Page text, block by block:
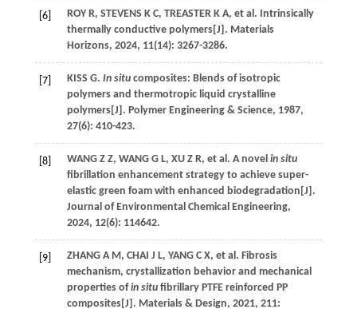
[6] ROY R, STEVENS K C, TREASTER K A, et al. Intrinsically
thermally conductive polymers[J]. Materials
Horizons, 2024, 11(14): 3267-3286.
[7] KISS G. In situcomposites: Blends of isotropic
polymers and thermotropic liquid crystalline
polymers[J]. Polymer Engineering & Science, 1987,
27(6): 410-423.
[8] WANG Z Z, WANG G L, XU Z R, et al. A novel in situ
fibrillation enhancement strategy to achieve super-
elastic green foam with enhanced biodegradation[J].
Journal of Environmental Chemical Engineering,
2024, 12(6): 114642.
[9] ZHANG A M, CHAI J L, YANG C X, et al. Fibrosis
mechanism, crystallization behavior and mechanical
properties ofin situfibrillary PTFE reinforced PP
composites[J]. Materials & Design, 2021, 211: